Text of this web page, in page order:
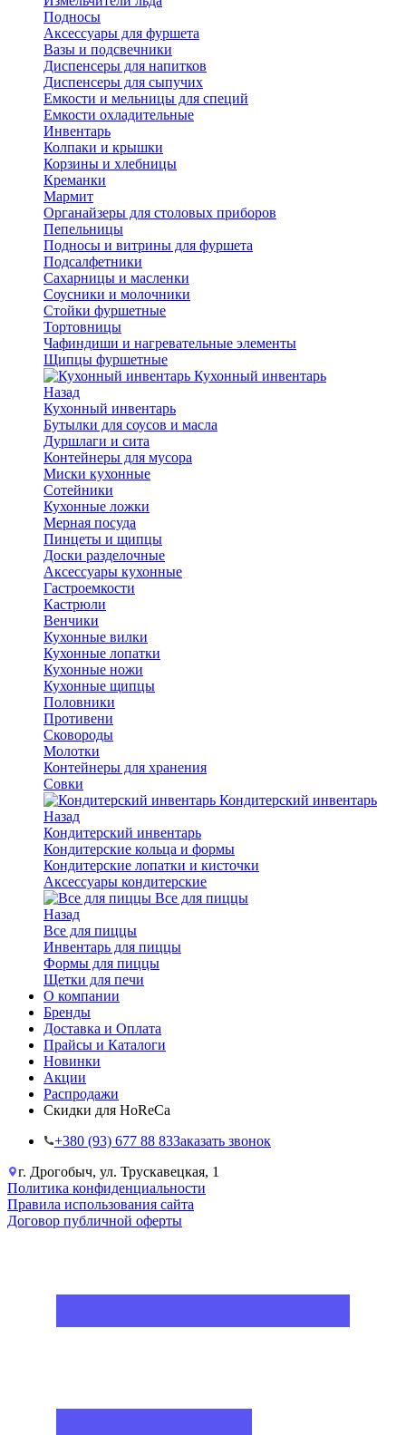
Подносы
Аксессуары для фуршета
Вазы и подсвечники
Диспенсеры для напитков
Диспенсеры для сыпучих
Емкости и мельницы для специй
Емкости охладительные
Инвентарь
Колпаки и крышки
Корзины и хлебницы
Креманки
Мармит
Органайзеры для столовых приборов
Пепельницы
Подносы и витрины для фуршета
Подсалфетники
Сахарницы и масленки
Соусники и молочники
Стойки фуршетные
Тортовницы
Чафиндиши и нагревательные элементы
Щипцы фуршетные
Кухонный инвентарь
Назад
Кухонный инвентарь
Бутылки для соусов и масла
Дуршлаги и сита
Контейнеры для мусора
Миски кухонные
Сотейники
Кухонные ложки
Мерная посуда
Пинцеты и щипцы
Доски разделочные
Аксессуары кухонные
Гастроемкости
Кастрюли
Венчики
Кухонные вилки
Кухонные лопатки
Кухонные ножи
Кухонные щипцы
Половники
Противени
Сковороды
Молотки
Контейнеры для хранения
Совки
Кондитерский инвентарь
Назад
Кондитерский инвентарь
Кондитерские кольца и формы
Кондитерские лопатки и кисточки
Аксессуары кондитерские
Все для пиццы
Назад
Все для пиццы
Инвентарь для пиццы
Формы для пиццы
Щетки для печи
О компании
Бренды
Доставка и Оплата
Прайсы и Каталоги
Новинки
Акции
Распродажи
Скидки для HoReCa
+38‎0 (93) 677 88 83Заказать звонок
г. Дрогобыч, ул. Трускавецкая, 1
Политика конфиденциальности
Правила использования сайта
Договор публичной оферты